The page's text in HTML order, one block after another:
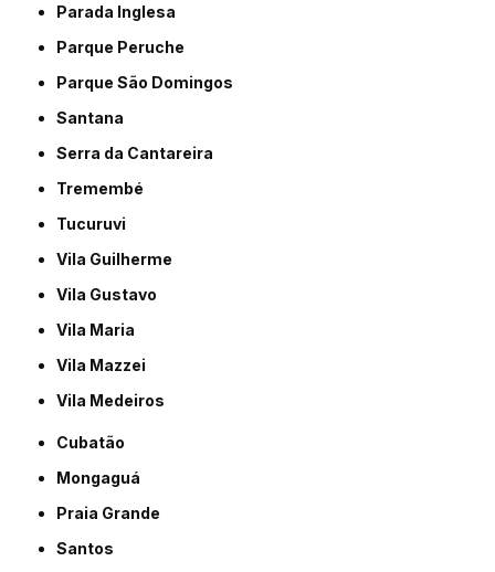
Parada Inglesa
Parque Peruche
Parque São Domingos
Santana
Serra da Cantareira
Tremembé
Tucuruvi
Vila Guilherme
Vila Gustavo
Vila Maria
Vila Mazzei
Vila Medeiros
Cubatão
Mongaguá
Praia Grande
Santos